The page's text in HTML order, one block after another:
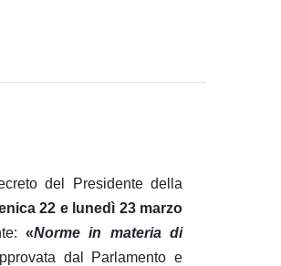
del Presidente della
22 e lunedì 23 marzo
«Norme in materia di
dal Parlamento e